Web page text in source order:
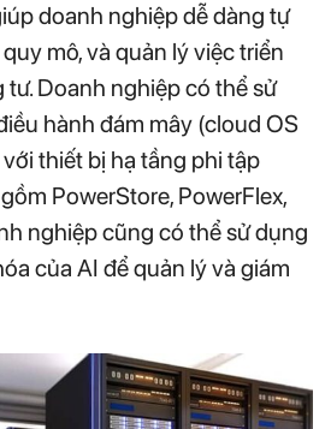
doanh nghiệp dễ dàng tự
mô, và quản lý việc triển
tư. Doanh nghiệp có thể sử
hành đám mây (cloud OS
thiết bị hạ tầng phi tập
PowerStore, PowerFlex,
nghiệp cũng có thể sử dụng
của AI để quản lý và giám